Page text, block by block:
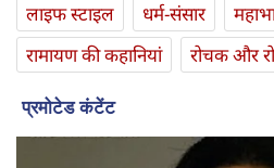
लाइफ स्‍टाइल
धर्म-संसार
रामायण की कहानियां
रोचक और